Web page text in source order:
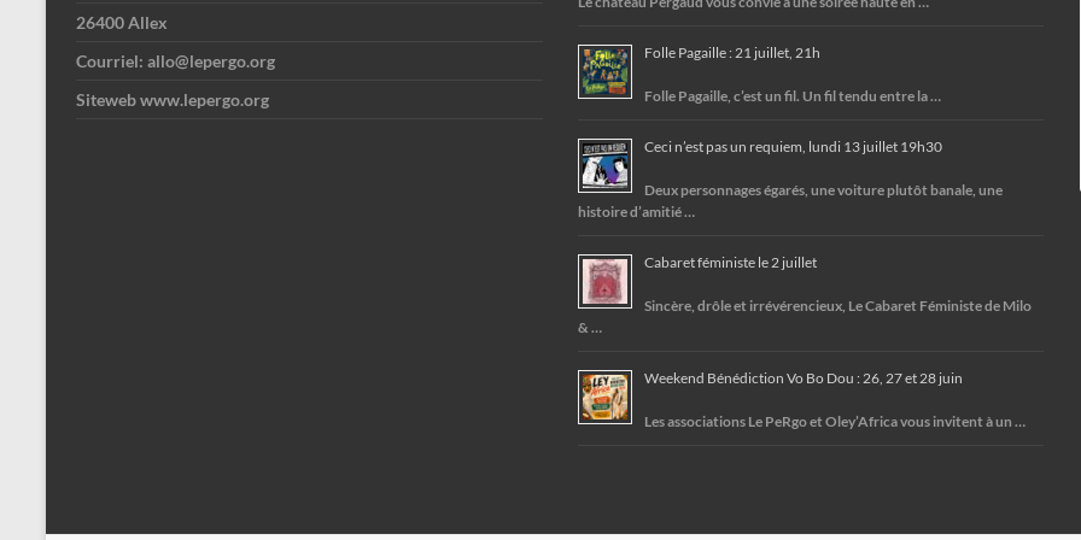
26400 Allex
Courriel: allo@lepergo.org
Siteweb www.lepergo.org
Folle Pagaille : 21 juillet, 21h
Folle Pagaille, c’est un fil. Un fil tendu entre la …
Ceci n’est pas un requiem, lundi 13 juillet 19h30
Deux personnages égarés, une voiture plutôt banale, une
histoire d’amitié …
Cabaret féministe le 2 juillet
Sincère, drôle et irrévérencieux, Le Cabaret Féministe de Milo
& …
Weekend Bénédiction Vo Bo Dou : 26, 27 et 28 juin
Les associations Le PeRgo et Oley’Africa vous invitent à un …